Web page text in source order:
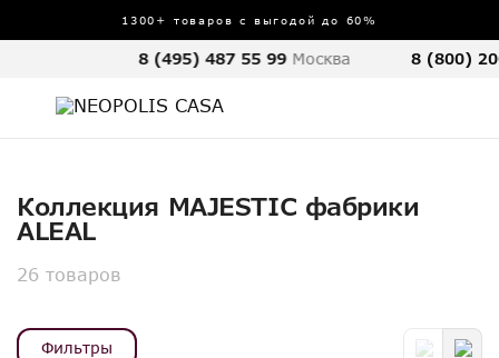
1300+ товаров с выгодой до 60%
8 (495) 487 55 99 Москва 8 (800)
Коллекция MAJESTIC фабрики
ALEAL
26 товаров
Фильтры